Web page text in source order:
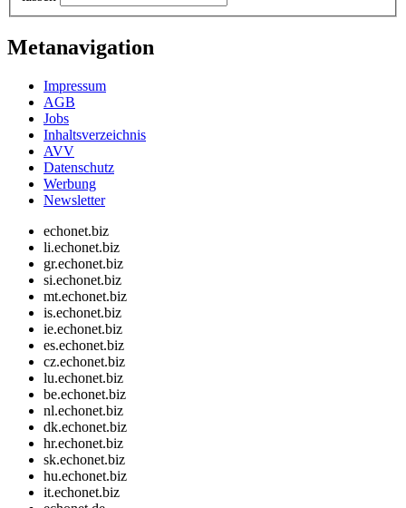
Metanavigation
Impressum
AGB
Jobs
Inhaltsverzeichnis
AVV
Datenschutz
Werbung
Newsletter
echonet.biz
li.echonet.biz
gr.echonet.biz
si.echonet.biz
mt.echonet.biz
is.echonet.biz
ie.echonet.biz
es.echonet.biz
cz.echonet.biz
lu.echonet.biz
be.echonet.biz
nl.echonet.biz
dk.echonet.biz
hr.echonet.biz
sk.echonet.biz
hu.echonet.biz
it.echonet.biz